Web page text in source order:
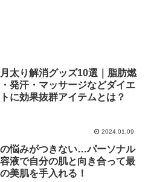
太り解消グッズ10選｜脂肪燃
発汗・マッサージなどダイエ
に効果抜群アイテムとは？
2024.01.09
悩みがつきない…パーソナル
液で自分の肌と向き合って最
美肌を手入れる！